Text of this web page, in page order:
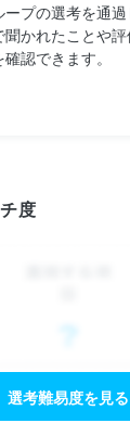
プの選考を通
かれたことや
認できます。
度
選考難易度を見る